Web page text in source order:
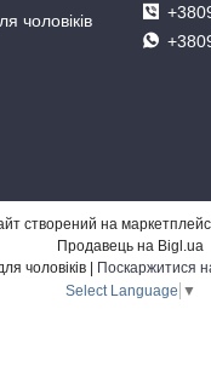
чоловіків
створений на
Продавець на Bigl.ua
Поскаржитися
Select Language ▼